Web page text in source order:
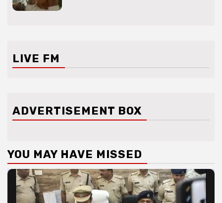
LIVE FM
ADVERTISEMENT BOX
YOU MAY HAVE MISSED